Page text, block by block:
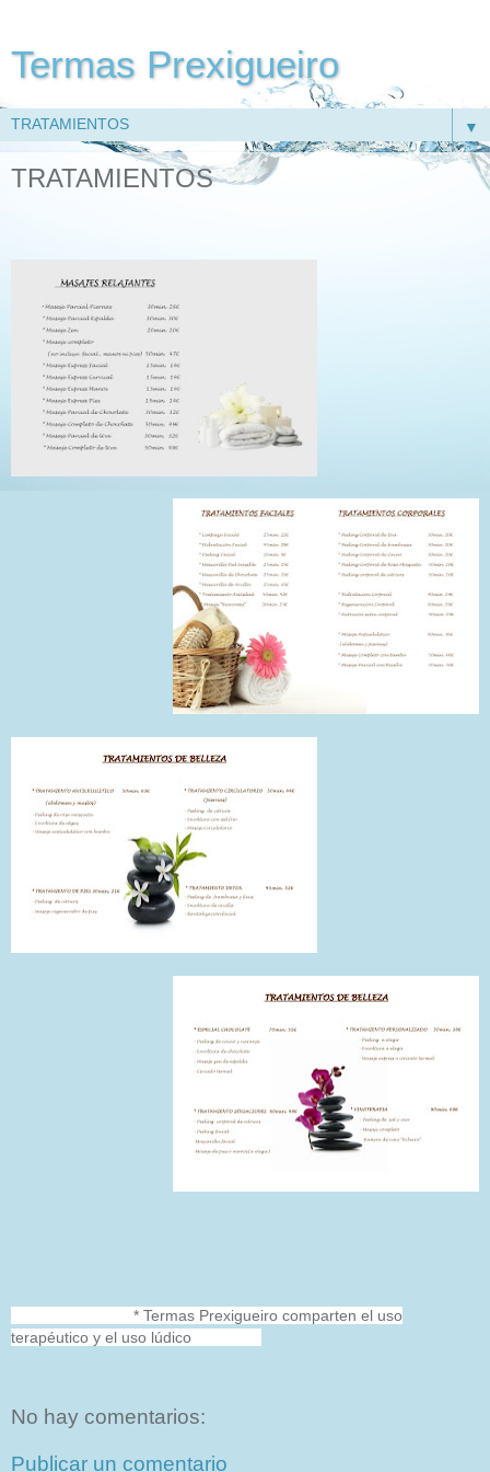
Termas Prexigueiro
▼
TRATAMIENTOS
* Termas Prexigueiro comparten el uso
terapéutico y el uso lúdico
No hay comentarios:
Publicar un comentario